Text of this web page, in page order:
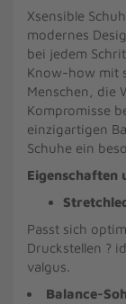
Xsensible
modernes
bei jedem
Know-how mit
Menschen, die
Kompromisse
einzigartigen
Schuhe ein
Eigenschaften
Passt sich
Druckstellen ?
valgus.
Balance-